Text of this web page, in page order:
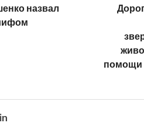
назвал
помощи